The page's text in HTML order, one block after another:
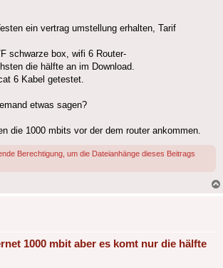
ein vertrag umstellung erhalten, Tarif
schwarze box, wifi 6 Router-
die hälfte an im Download.
6 Kabel getestet.
etwas sagen?
die 1000 mbits vor der dem router ankommen.
Berechtigung, um die Dateianhänge dieses Beitrags
1000 mbit aber es komt nur die hälfte